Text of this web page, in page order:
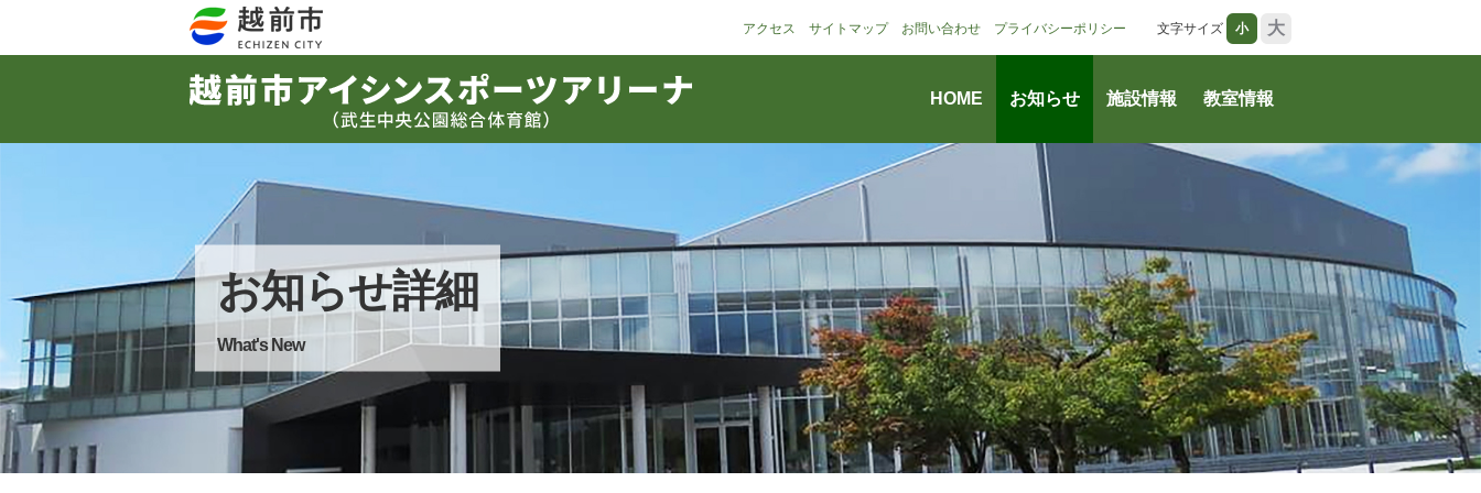
アクセス サイトマップ お問い合わせ プライバシーポリシー
HOME お知らせ 施設情報 教室情報
文字サイズ 小 大
お知らせ詳細
What's New